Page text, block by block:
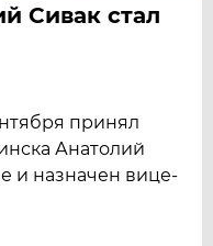
Сивак стал
принял
Анатолий
и назначен вице-